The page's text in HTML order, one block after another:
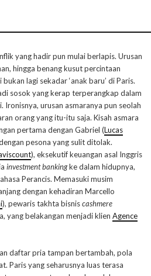
yang hadir pun mulai berlapis. Urusan
hingga benang kusut percintaan
lagi sekadar ‘anak baru’ di Paris.
sosok yang kerap terperangkap dalam
Ironisnya, urusan asmaranya pun seolah
orang yang itu-itu saja. Kisah asmara
pertama dengan Gabriel (Lucas
pesona yang sulit ditolak.
), eksekutif keuangan asal Inggris
investment bankingke dalam hidupnya,
Perancis. Memasuki musim
dengan kehadiran Marcello
), pewaris takhta bisniscashmere
yang belakangan menjadi klien Agence
daftar pria tampan bertambah, pola
Paris yang seharusnya luas terasa